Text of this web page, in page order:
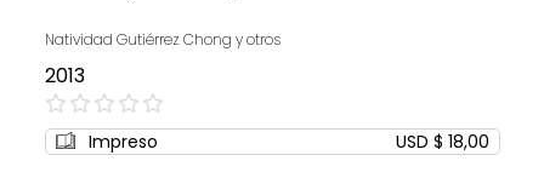
Natividad Gutiérrez Chong y otros
2013
0%
Impreso USD $ 18,00